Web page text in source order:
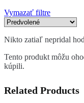
Vymazať filtre
Nikto zatiaľ nepridal
Tento produkt môžu
kúpili.
Related Products